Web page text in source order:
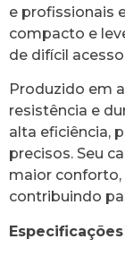
e profissionais
compacto e
de difícil
Produzido em
resistência e
alta eficiência,
precisos. Seu
maior conforto,
contribuindo